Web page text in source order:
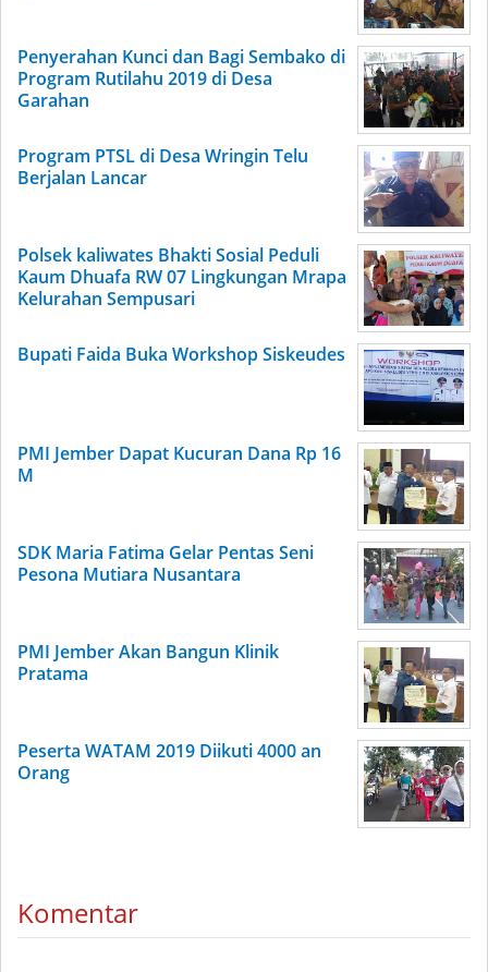
Penyerahan Kunci dan Bagi Sembako di
Program Rutilahu 2019 di Desa
Garahan
Program PTSL di Desa Wringin Telu
Berjalan Lancar
Polsek kaliwates Bhakti Sosial Peduli
Kaum Dhuafa RW 07 Lingkungan Mrapa
Kelurahan Sempusari
Bupati Faida Buka Workshop Siskeudes
PMI Jember Dapat Kucuran Dana Rp 16
M
SDK Maria Fatima Gelar Pentas Seni
Pesona Mutiara Nusantara
PMI Jember Akan Bangun Klinik
Pratama
Peserta WATAM 2019 Diikuti 4000 an
Orang
Komentar